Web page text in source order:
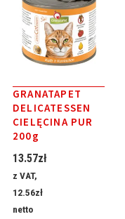
GRANATAPET
DELICATESSEN
CIELĘCINA PUR
200g
13.57zł
z VAT,
12.56zł
netto